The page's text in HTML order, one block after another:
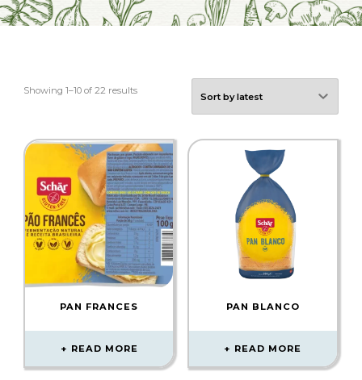
Showing 1–10 of 22 results
PAN FRANCES
READ MORE
PAN BLANCO
READ MORE